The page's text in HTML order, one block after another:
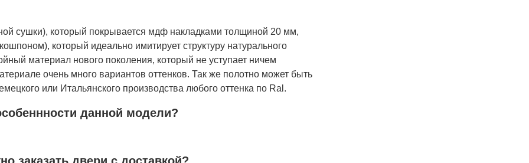
сушки), который покрывается мдф накладками толщиной 20 мм,
который идеально имитирует структуру натурального
материал нового поколения, который не уступает ничем
очень много вариантов оттенков. Так же полотно может быть
или Итальянского производства любого оттенка по Ral.
данной модели?
заказать двери с доставкой?